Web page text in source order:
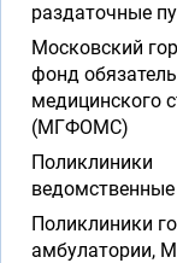
раздаточные
Московский
фонд
медицинского
(МГФОМС)
Поликлиники
ведомственные
Поликлиники
амбулатории,